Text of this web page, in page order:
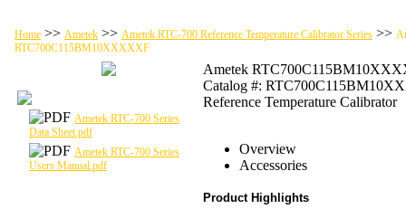
Home >> Ametek >> Ametek RTC-700 Reference Temperature Calibrator Series >>
RTC700C115BM10XXXXXF
Ametek RTC-700 Series
Data Sheet.pdf
Ametek RTC-700 Series
Users Manual.pdf
Ametek
Catalog #:
Reference Temperature Calibrator
Overview
Accessories
Product Highlights